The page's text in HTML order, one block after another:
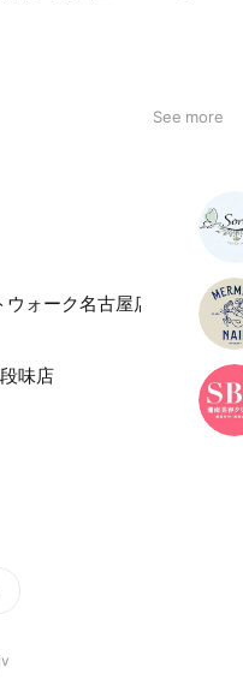
See more
ォーク名古屋店
味店